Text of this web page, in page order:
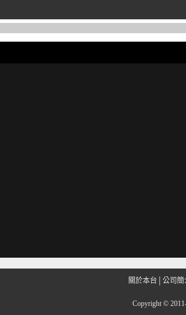
關於本台 公司簡
Copyright ©